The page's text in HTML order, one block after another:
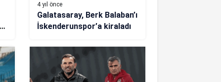
4 yıl önce
Galatasaray, Berk Balaban’ı
İskenderunspor’a kiraladı